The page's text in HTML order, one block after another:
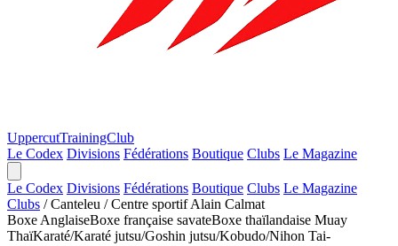
UppercutTrainingClub
Le Codex Divisions Fédérations Boutique Clubs Le Magazine
Le Codex Divisions Fédérations Boutique Clubs Le Magazine
Clubs / Canteleu / Centre sportif Alain Calmat
Boxe AnglaiseBoxe française savateBoxe thaïlandaise Muay
ThaïKaraté/Karaté jutsu/Goshin jutsu/Kobudo/Nihon Tai-